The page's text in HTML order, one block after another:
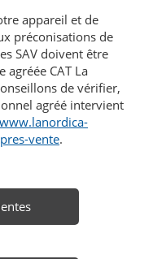
appareil et de
préconisations de
SAV doivent être
agréée CAT La
de vérifier,
agréé intervient
vente.